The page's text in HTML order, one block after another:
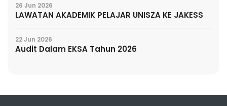
26 Jun 2026
LAWATAN AKADEMIK PELAJAR UNISZA KE JAKESS
22 Jun 2026
Audit Dalam EKSA Tahun 2026